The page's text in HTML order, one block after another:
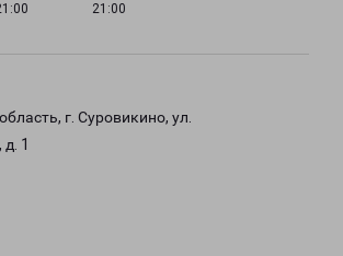
21:00
г. Суровикино, ул.
1